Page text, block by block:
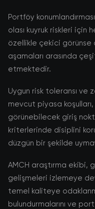
Portföy
olası kuyruk riskleri için
özellikle çekici görünse
aşamaları arasında
etmektedir.
Uygun risk toleransı ve
mevcut piyasa
görünebilecek giriş
kriterlerinde disiplini
düzgün bir şekilde
AMCH araştırma ekibi,
gelişmeleri izlemeye
temel kaliteye
bulundurmalarını ve